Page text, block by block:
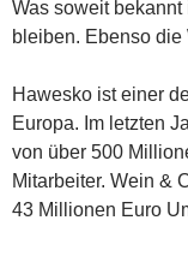
Was soweit
bleiben. Ebenso die
Hawesko ist einer
Europa. Im letzten
von über 500
Mitarbeiter. Wein &
43 Millionen Euro